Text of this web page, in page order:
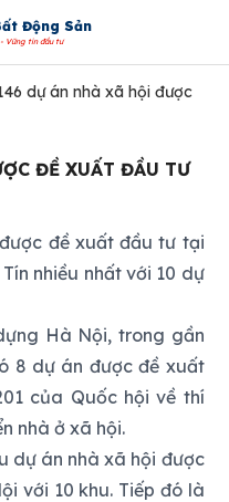
Động Sản
Vững tin đầu tư
dự án nhà xã hội được
ĐỀ XUẤT ĐẦU TƯ
đề xuất đầu tư tại
nhiều nhất với 10 dự
Hà Nội, trong gần
8 dự án được đề xuất
của Quốc hội về thí
nhà ở xã hội.
dự án nhà xã hội được
với 10 khu. Tiếp đó là